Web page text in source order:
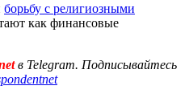
борьбу с религиозными
как финансовые
в Telegram. Подписывайтесь